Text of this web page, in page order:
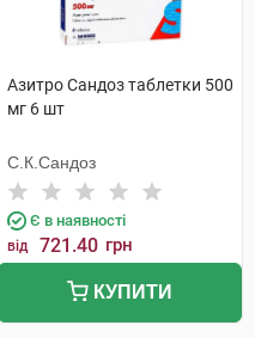
Азитро Сандоз таблетки 500
мг 6 шт
С.К.Сандоз
Є в наявності
від 721.40 грн
КУПИТИ